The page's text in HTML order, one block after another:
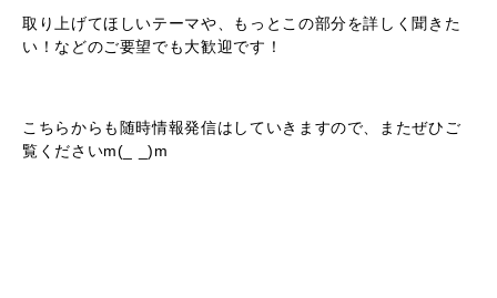
取り上げてほしいテーマや、もっとこの部分を詳しく聞きた
い！などのご要望でも大歓迎です！
こちらからも随時情報発信はしていきますので、またぜひご
覧くださいm(_ _)m